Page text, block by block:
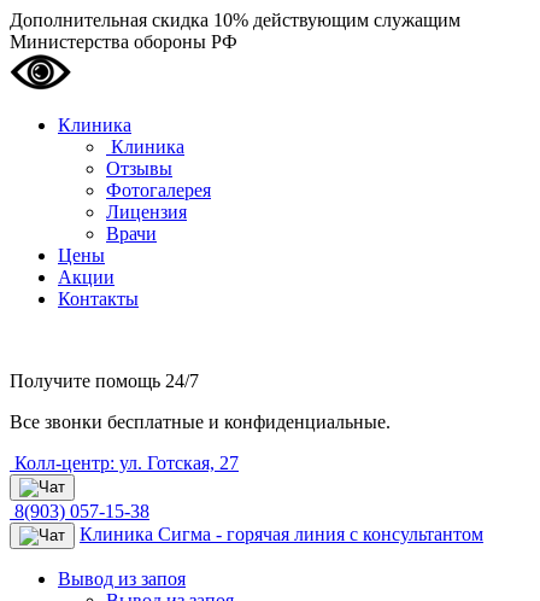
Дополнительная скидка 10% действующим служащим
Министерства обороны РФ
Клиника
Клиника
Отзывы
Фотогалерея
Лицензия
Врачи
Цены
Акции
Контакты
Получите помощь 24/7
Все звонки бесплатные и конфиденциальные.
Колл-центр: ул. Готская, 27
8(903) 057-15-38
Клиника Сигма - горячая линия с консультантом
Вывод из запоя